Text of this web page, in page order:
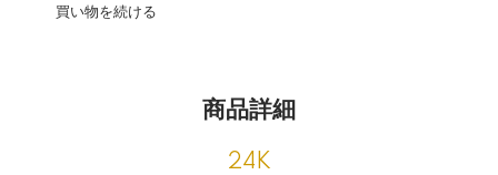
買い物を続ける
商品詳細
24K